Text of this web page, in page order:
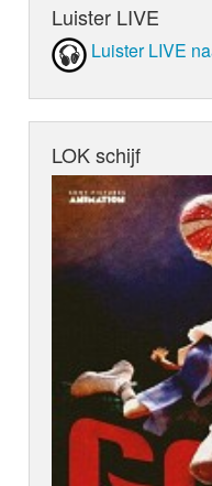
Luister LIVE
Luister LIVE
LOK schijf